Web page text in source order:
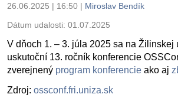
26.06.2025 | 16:50 | Miroslav Bendík
Dátum udalosti: 01.07.2025
V dňoch 1. – 3. júla 2025 sa na Žilinskej
uskutoční 13. ročník konferencie
zverejnený program konferencie ako aj
Zdroj: ossconf.fri.uniza.sk